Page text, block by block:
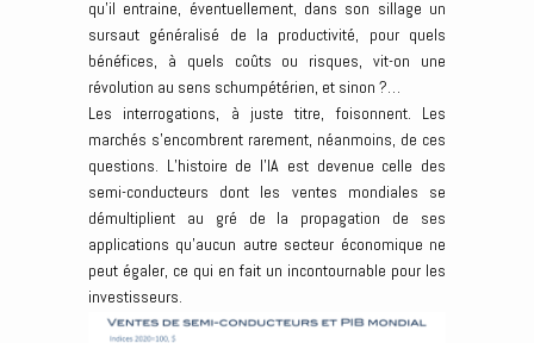
qu’il entraine, éventuellement, dans son sillage un
sursaut généralisé de la productivité, pour quels
bénéfices, à quels coûts ou risques, vit-on une
révolution au sens schumpétérien, et sinon ?…
Les interrogations, à juste titre, foisonnent. Les
marchés s’encombrent rarement, néanmoins, de ces
questions. L’histoire de l’IA est devenue celle des
semi-conducteurs dont les ventes mondiales se
démultiplient au gré de la propagation de ses
applications qu’aucun autre secteur économique ne
peut égaler, ce qui en fait un incontournable pour les
investisseurs.